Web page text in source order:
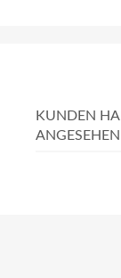
KUNDEN
ANGESEHEN